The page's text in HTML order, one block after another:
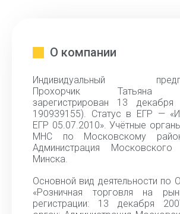
О компании
Индивидуальный
Прохорчик Татьяна
зарегистрирован 13
190939155). Статус в ЕГР —
ЕГР 05.07.2010». Учётные
МНС по Московскому
Администрация
Минска.
Основной вид деятельности по
«Розничная торговля на
регистрации: 13 декабря